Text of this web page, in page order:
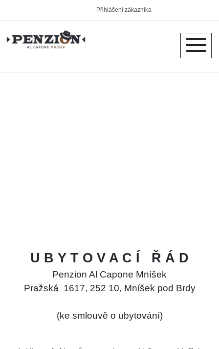
Přihlášení zákazníka
U B Y T O V A C Í Ř Á D
Penzion Al Capone Mníšek
Pražská 1617, 252 10, Mníšek pod Brdy
(ke smlouvě o ubytování)